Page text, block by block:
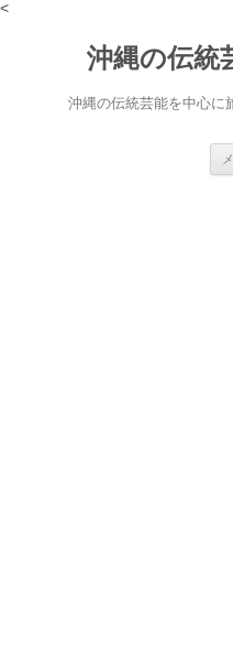
<
沖縄の伝統
沖縄の伝統芸能を中心に